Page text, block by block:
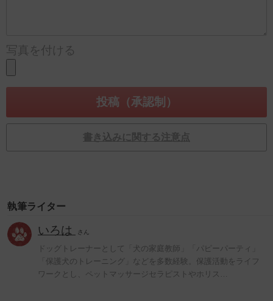
写真を付ける
書き込みに関する注意点
執筆ライター
いろは さん
ドッグトレーナーとして「犬の家庭教師」「パピーパーティ」
「保護犬のトレーニング」などを多数経験。保護活動をライフ
ワークとし、ペットマッサージセラピストやホリス…